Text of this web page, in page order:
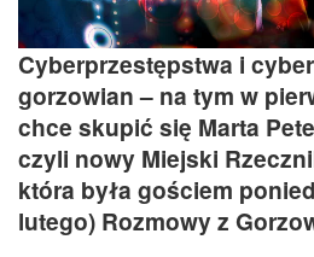
Cyberprzestępstwa i
gorzowian – na tym w
chce skupić się Marta
czyli nowy Miejski
która była gościem
lutego) Rozmowy z